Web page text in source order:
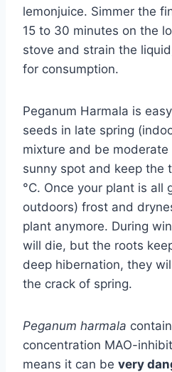
lemonjuice. Simmer the
15 to 30 minutes on the
stove and strain the
for consumption.
Peganum Harmala is
seeds in late spring
mixture and be
sunny spot and keep the
°C. Once your plant is all
outdoors) frost and
plant anymore. During
will die, but the roots
deep hibernation, they
the crack of spring.
Peganum harmala
concentration MAO-
means it can be very